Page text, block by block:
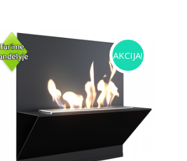
AKCIJA!